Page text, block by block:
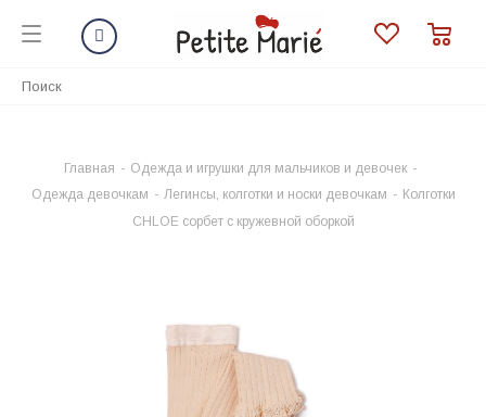
Главная - Одежда и игрушки для мальчиков и девочек -
Одежда девочкам - Легинсы, колготки и носки девочкам - Колготки
CHLOE сорбет с кружевной оборкой